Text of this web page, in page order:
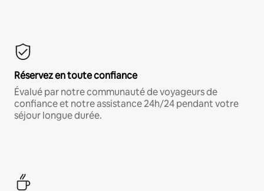
Réservez en toute confiance
Évalué par notre communauté de voyageurs de
confiance et notre assistance 24h/24 pendant votre
séjour longue durée.